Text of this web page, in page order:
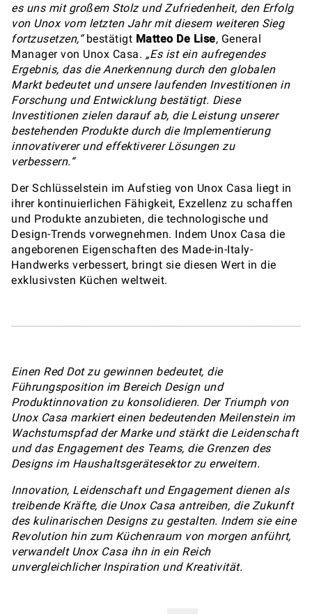
es uns mit großem Stolz und Zufriedenheit, den Erfolg
von Unox vom letzten Jahr mit diesem weiteren Sieg
fortzusetzen,“bestätigt Matteo De Lise, General
Manager von Unox Casa. „Es ist ein aufregendes
Ergebnis, das die Anerkennung durch den globalen
Markt bedeutet und unsere laufenden Investitionen in
Forschung und Entwicklung bestätigt. Diese
Investitionen zielen darauf ab, die Leistung unserer
bestehenden Produkte durch die Implementierung
innovativerer und effektiverer Lösungen zu
verbessern.“
Der Schlüsselstein im Aufstieg von Unox Casa liegt in
ihrer kontinuierlichen Fähigkeit, Exzellenz zu schaffen
und Produkte anzubieten, die technologische und
Design-Trends vorwegnehmen. Indem Unox Casa die
angeborenen Eigenschaften des Made-in-Italy-
Handwerks verbessert, bringt sie diesen Wert in die
exklusivsten Küchen weltweit.
Einen Red Dot zu gewinnen bedeutet, die
Führungsposition im Bereich Design und
Produktinnovation zu konsolidieren. Der Triumph von
Unox Casa markiert einen bedeutenden Meilenstein im
Wachstumspfad der Marke und stärkt die Leidenschaft
und das Engagement des Teams, die Grenzen des
Designs im Haushaltsgerätesektor zu erweitern.
Innovation, Leidenschaft und Engagement dienen als
treibende Kräfte, die Unox Casa antreiben, die Zukunft
des kulinarischen Designs zu gestalten. Indem sie eine
Revolution hin zum Küchenraum von morgen anführt,
verwandelt Unox Casa ihn in ein Reich
unvergleichlicher Inspiration und Kreativität.